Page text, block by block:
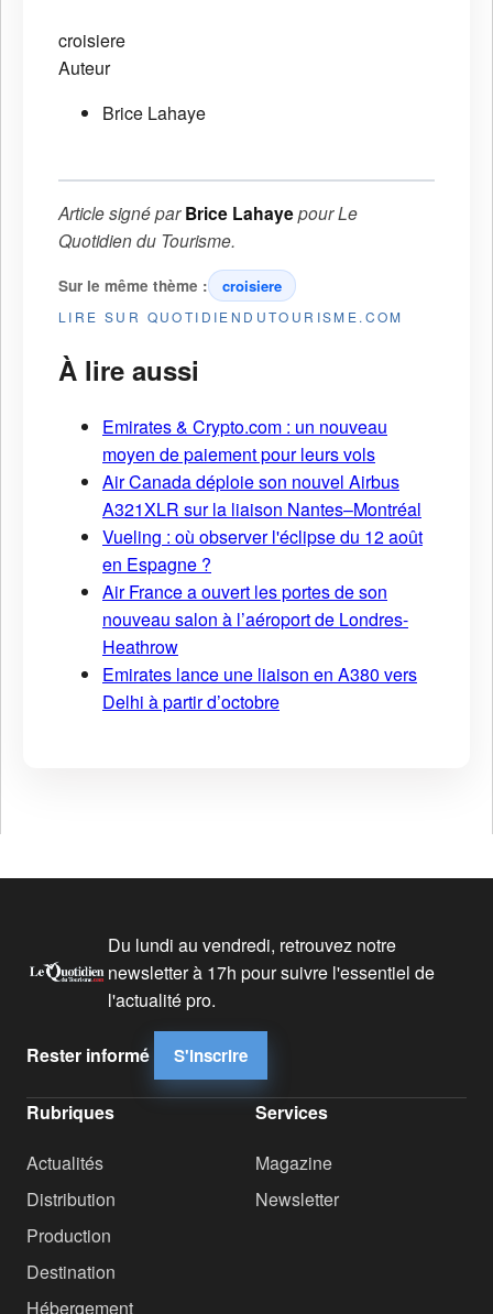
croisiere
Auteur
Brice Lahaye
Article signé parBrice LahayepourLe
Quotidien du Tourisme.
Sur le même thème : croisiere
LIRE SUR QUOTIDIENDUTOURISME.COM
À lire aussi
Emirates & Crypto.com : un nouveau
moyen de paiement pour leurs vols
Air Canada déploie son nouvel Airbus
A321XLR sur la liaison Nantes–Montréal
Vueling : où observer l'éclipse du 12 août
en Espagne ?
Air France a ouvert les portes de son
nouveau salon à l’aéroport de Londres-
Heathrow
Emirates lance une liaison en A380 vers
Delhi à partir d’octobre
Du lundi au vendredi, retrouvez notre
newsletter à 17h pour suivre l'essentiel de
l'actualité pro.
Rester informé S'inscrire
Rubriques
Actualités
Distribution
Production
Destination
Hébergement
Services
Magazine
Newsletter